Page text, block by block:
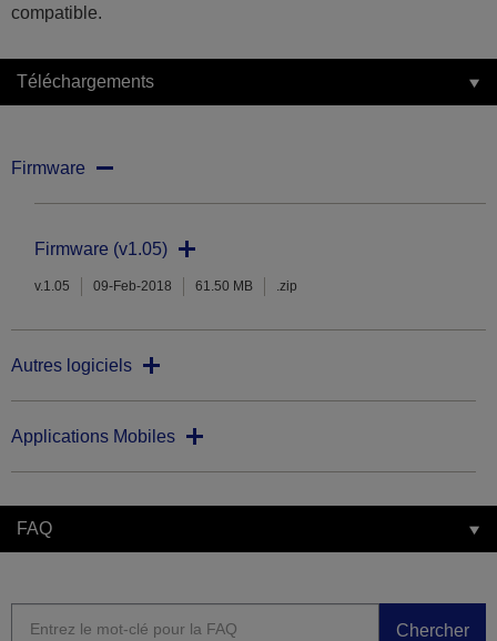
compatible.
Téléchargements
Firmware
Firmware (v1.05)
v.1.05 09-Feb-2018 61.50 MB .zip
Autres logiciels
Applications Mobiles
FAQ
Chercher